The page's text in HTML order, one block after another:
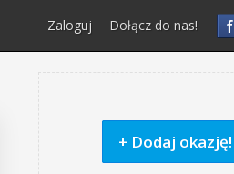
f
Zaloguj Dołącz do nas!
+ Dodaj okazję!